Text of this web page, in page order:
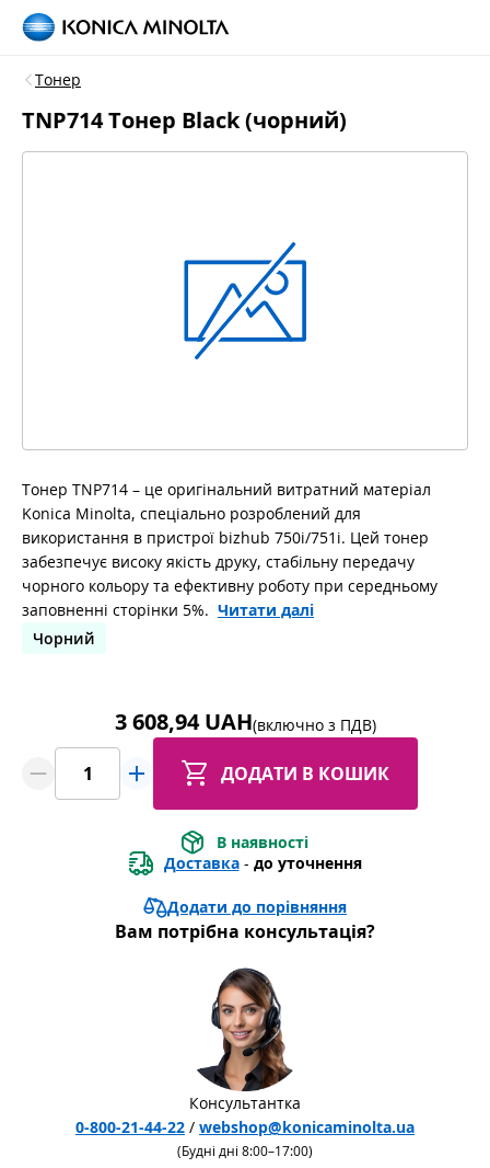
Тонер
TNP714 Тонер Black (чорний)
Тонер TNP714 – це оригінальний витратний матеріал
Konica Minolta, спеціально розроблений для
використання в пристрої bizhub 750i/751i. Цей тонер
забезпечує високу якість друку, стабільну передачу
чорного кольору та ефективну роботу при середньому
заповненні сторінки 5%. Читати далі
Чорний
3 608,94 UAH(включно з ПДВ)
ДОДАТИ В КОШИК
В наявності
Доставка - до уточнення
Додати до порівняння
Вам потрібна консультація?
Консультантка
0-800-21-44-22 / webshop@konicaminolta.ua
(Будні дні 8:00–17:00)